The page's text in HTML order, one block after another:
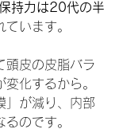
持力は20代の半
ています。
頭皮の皮脂バラ
化するから。
」が減り、内部
のです。